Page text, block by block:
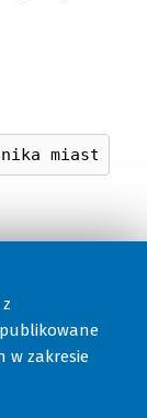
w zakresie